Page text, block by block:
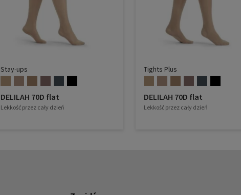
Stay-ups
DELILAH 70D flat
Lekkość przez cały dzień
Tights Plus
DELILAH 70D flat
Lekkość przez cały dzień